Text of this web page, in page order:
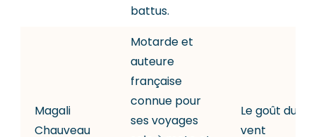
battus.
Magali
Chauveau
Motarde et
auteure
française
connue pour
ses voyages
Le goût du
vent